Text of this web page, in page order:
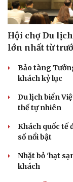
Hội chợ Du
lớn nhất từ
Bảo tàng
khách kỷ lục
Du lịch biển
thế tự nhiên
Khách quốc tế
số nổi bật
Nhặt bỏ 'hạt
khách